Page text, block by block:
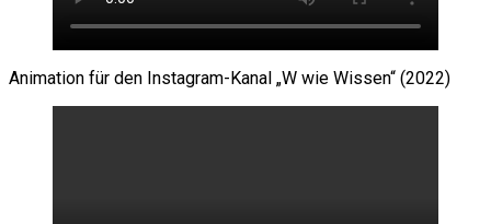
Animation für den Instagram-Kanal „W wie Wissen“ (2022)